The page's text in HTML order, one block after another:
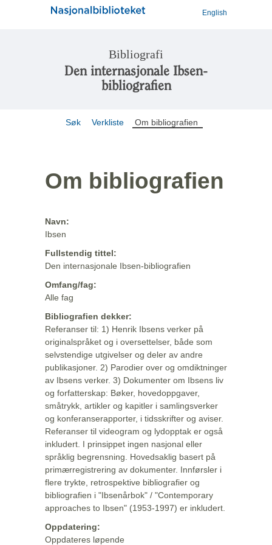
English
Bibliografi
Den internasjonale Ibsen-
bibliografien
Søk Verkliste Om bibliografien
Om bibliografien
Navn:
Ibsen
Fullstendig tittel:
Den internasjonale Ibsen-bibliografien
Omfang/fag:
Alle fag
Bibliografien dekker:
Referanser til: 1) Henrik Ibsens verker på
originalspråket og i oversettelser, både som
selvstendige utgivelser og deler av andre
publikasjoner. 2) Parodier over og omdiktninger
av Ibsens verker. 3) Dokumenter om Ibsens liv
og forfatterskap: Bøker, hovedoppgaver,
småtrykk, artikler og kapitler i samlingsverker
og konferanserapporter, i tidsskrifter og aviser.
Referanser til videogram og lydopptak er også
inkludert. I prinsippet ingen nasjonal eller
språklig begrensning. Hovedsaklig basert på
primærregistrering av dokumenter. Innførsler i
flere trykte, retrospektive bibliografier og
bibliografien i "Ibsenårbok" / "Contemporary
approaches to Ibsen" (1953-1997) er inkludert.
Oppdatering:
Oppdateres løpende